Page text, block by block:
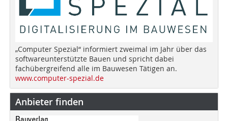
„Computer Spezial“ informiert zweimal im Jahr über das
softwareunterstützte Bauen und spricht dabei
fachübergreifend alle im Bauwesen Tätigen an.
www.computer-spezial.de
Anbieter finden